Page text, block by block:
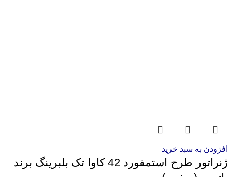
افزودن به سبد خرید
ژنراتور طرح استمفورد 42 کاوا تک بلبرینگ برند